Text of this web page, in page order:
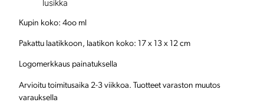
i
lusikka
Kupin koko: 4oo ml
Pakattu laatikkoon, laatikon koko: 17 x 13 x 12 cm
Logomerkkaus painatuksella
Arvioitu toimitusaika 2-3 viikkoa. Tuotteet varaston muutos
varauksella